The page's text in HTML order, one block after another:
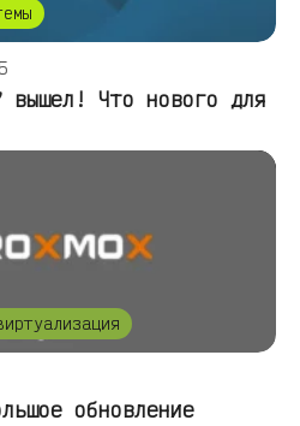
Что нового для
обновление